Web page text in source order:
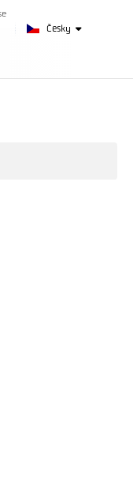
Česky